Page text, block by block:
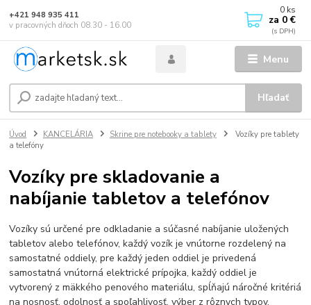
Menu
Hľadať
+421 948 935 411
v pracovných dňoch 08.30 - 16.00
0 ks
za 0 €
Úvod KANCELÁRIA Skrine pre notebooky a tablety
Vozíky pre tablety
a telefóny
Vozíky pre skladovanie a
nabíjanie tabletov a telefónov
Vozíky sú určené pre odkladanie a súčasné nabíjanie uložených
tabletov alebo telefónov, každý vozík je vnútorne rozdelený na
samostatné oddiely, pre každý jeden oddiel je privedená
samostatná vnútorná elektrické prípojka, každý oddiel je
vytvorený z mäkkého penového materiálu, spĺňajú náročné kritériá
na nosnosť, odolnosť a spoľahlivosť, výber z rôznych typov,